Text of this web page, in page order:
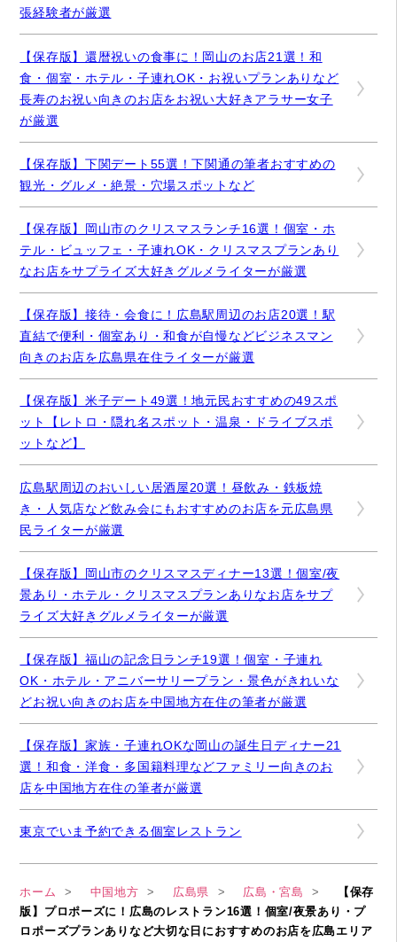
張経験者が厳選
【保存版】還暦祝いの食事に！岡山のお店21選！和
食・個室・ホテル・子連れOK・お祝いプランありなど
長寿のお祝い向きのお店をお祝い大好きアラサー女子
が厳選
【保存版】下関デート55選！下関通の筆者おすすめの
観光・グルメ・絶景・穴場スポットなど
【保存版】岡山市のクリスマスランチ16選！個室・ホ
テル・ビュッフェ・子連れOK・クリスマスプランあり
なお店をサプライズ大好きグルメライターが厳選
【保存版】接待・会食に！広島駅周辺のお店20選！駅
直結で便利・個室あり・和食が自慢などビジネスマン
向きのお店を広島県在住ライターが厳選
【保存版】米子デート49選！地元民おすすめの49スポ
ット【レトロ・隠れ名スポット・温泉・ドライブスポ
ットなど】
広島駅周辺のおいしい居酒屋20選！昼飲み・鉄板焼
き・人気店など飲み会にもおすすめのお店を元広島県
民ライターが厳選
【保存版】岡山市のクリスマスディナー13選！個室/夜
景あり・ホテル・クリスマスプランありなお店をサプ
ライズ大好きグルメライターが厳選
【保存版】福山の記念日ランチ19選！個室・子連れ
OK・ホテル・アニバーサリープラン・景色がきれいな
どお祝い向きのお店を中国地方在住の筆者が厳選
【保存版】家族・子連れOKな岡山の誕生日ディナー21
選！和食・洋食・多国籍料理などファミリー向きのお
店を中国地方在住の筆者が厳選
東京でいま予約できる個室レストラン
ホーム 中国地方 広島県 広島・宮島
【保存
版】プロポーズに！広島のレストラン16選！個室/夜景あり・プ
ロポーズプランありなど大切な日におすすめのお店を広島エリア